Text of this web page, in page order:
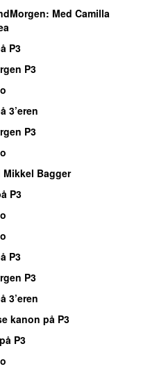
: Med Camilla
P3
P3
3’eren
P3
Mikkel Bagger
P3
P3
P3
3’eren
kanon på P3
P3